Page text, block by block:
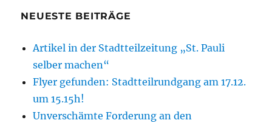
NEUESTE BEITRÄGE
Artikel in der Stadtteilzeitung „St. Pauli
selber machen“
Flyer gefunden: Stadtteilrundgang am 17.12.
um 15.15h!
Unverschämte Forderung an den